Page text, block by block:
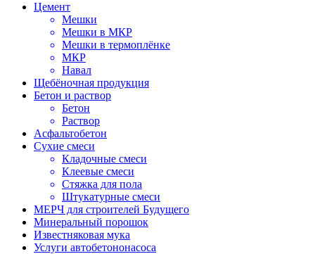
Цемент
Мешки
Мешки в МКР
Мешки в термоплёнке
МКР
Навал
Щебёночная продукция
Бетон и раствор
Бетон
Раствор
Асфальтобетон
Сухие смеси
Кладочные смеси
Клеевые смеси
Стяжка для пола
Штукатурные смеси
МЕРЧ для строителей Будущего
Минеральный порошок
Известняковая мука
Услуги автобетононасоса